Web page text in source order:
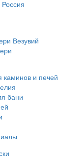
Россия
Везувий
каминов и печей
бани